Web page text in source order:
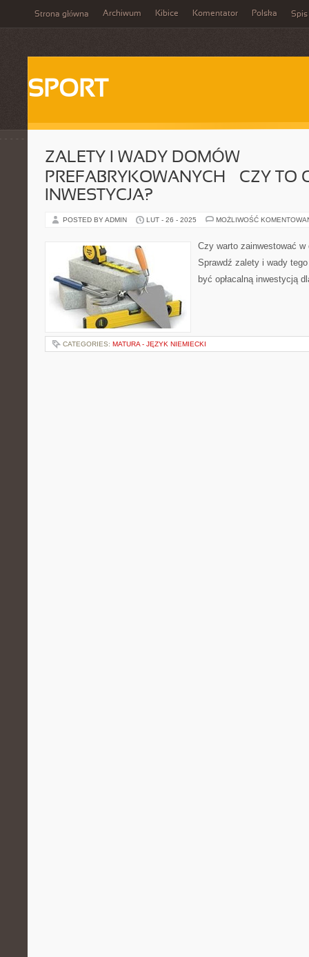
Strona główna Archiwum Kibice Komentator Polska Spis
SPORT
ZALETY I WADY DOMÓW
PREFABRYKOWANYCH – CZY TO
INWESTYCJA?
POSTED BY ADMIN LUT - 26 - 2025 MOŻLIWOŚĆ
Czy warto zainwestować w
Sprawdź zalety i wady
być opłacalną inwestycją
CATEGORIES: MATURA - JĘZYK NIEMIECKI